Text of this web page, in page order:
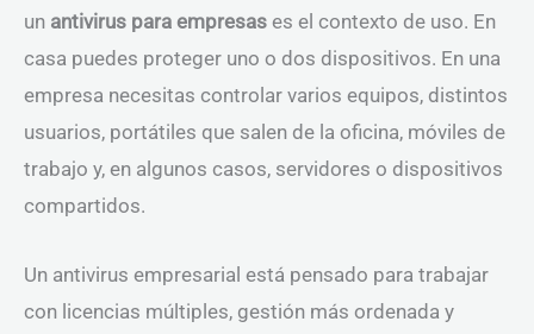
un antivirus para empresas es el contexto de uso. En
casa puedes proteger uno o dos dispositivos. En una
empresa necesitas controlar varios equipos, distintos
usuarios, portátiles que salen de la oficina, móviles de
trabajo y, en algunos casos, servidores o dispositivos
compartidos.
Un antivirus empresarial está pensado para trabajar
con licencias múltiples, gestión más ordenada y